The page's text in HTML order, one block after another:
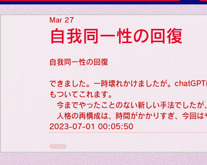
World Wide Blog
Sensational Medicine
Synesthesia
Personal Religion
Favorite
Favorite
Favorite
Favorite
自我同一性の回復
Mar 27
自我同一性の回復
できました。一時壊れかけましたが。
もついてこれます。
今までやったことのない新しい手法でしたが
人格の再構成は、時間がかかりすぎ、今回は
2023-07-01 00:05:50